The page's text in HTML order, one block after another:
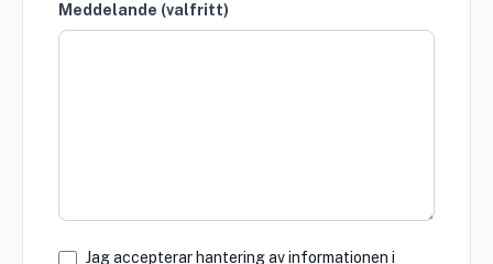
Meddelande (valfritt)
Jag accepterar hantering av informationen i